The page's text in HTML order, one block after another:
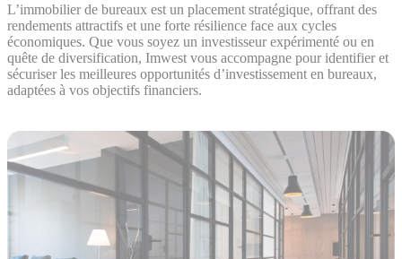
L’immobilier de bureaux est un placement stratégique, offrant des
rendements attractifs et une forte résilience face aux cycles
économiques. Que vous soyez un investisseur expérimenté ou en
quête de diversification, Imwest vous accompagne pour identifier et
sécuriser les meilleures opportunités d’investissement en bureaux,
adaptées à vos objectifs financiers.